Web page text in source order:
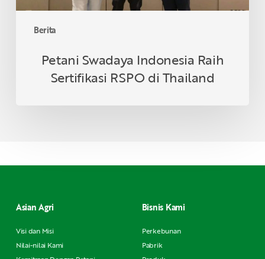
Berita
Petani Swadaya Indonesia Raih
Sertifikasi RSPO di Thailand
Asian Agri
Visi dan Misi
Nilai-nilai Kami
Bisnis Kami
Perkebunan
Pabrik